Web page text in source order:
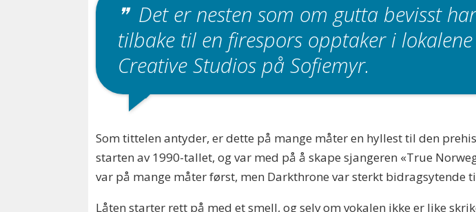
Det er nesten som om gutta bevisst
tilbake til en firespors opptaker i
Creative Studios på Sofiemyr.
Som tittelen antyder, er dette på mange måter en hyllest til den
starten av 1990-tallet, og var med på å skape sjangeren «True
var på mange måter først, men Darkthrone var sterkt bidragsytende
Låten starter rett på med et smell, og selv om vokalen ikke er like